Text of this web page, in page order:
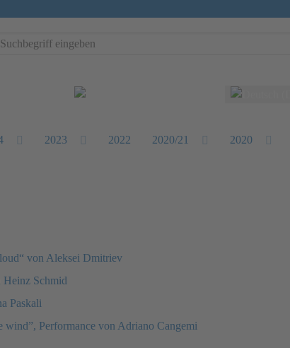
Sprache auswählen
2023 2022 2020/21 2020
von Aleksei Dmitriev
Schmid
Paskali
Performance von Adriano Cangemi